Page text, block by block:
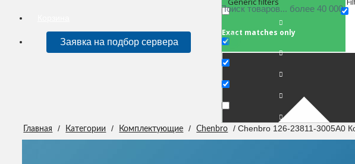
Заявка на подбор сервера
Exact matches only
Главная / Категории / Комплектующие / Chenbro / Chenbro 126-23811-3005A0